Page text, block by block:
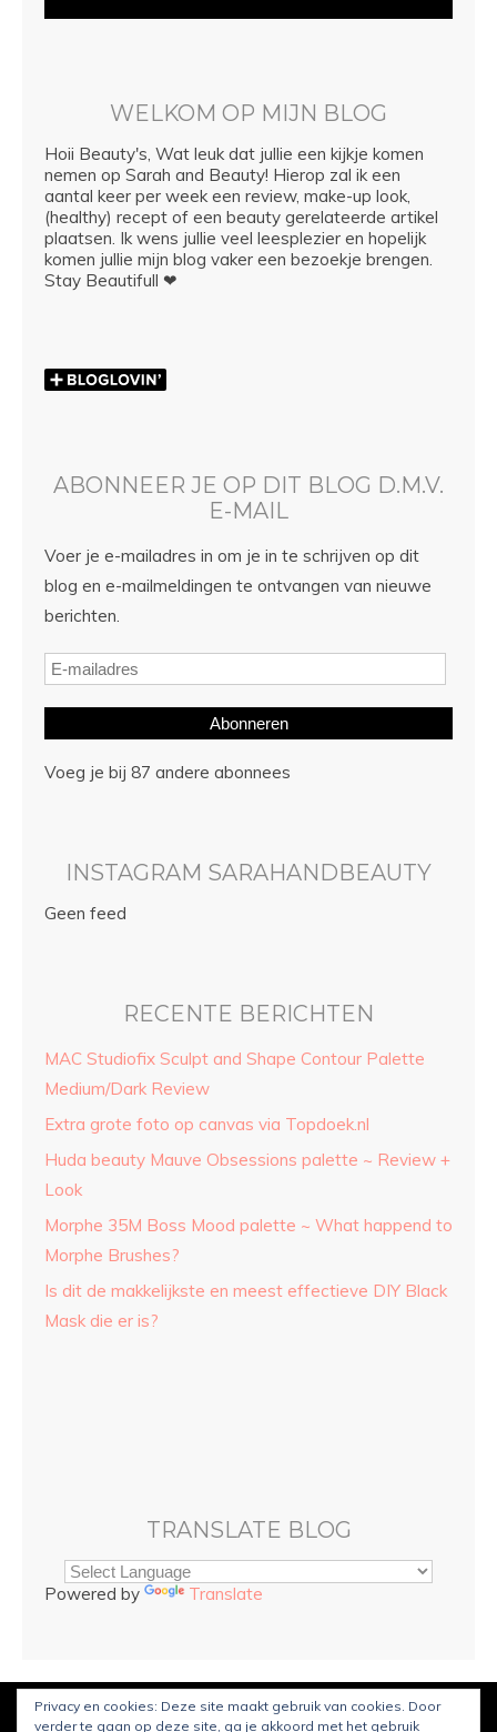
WELKOM OP MIJN BLOG
Hoii Beauty's, Wat leuk dat jullie een kijkje komen
nemen op Sarah and Beauty! Hierop zal ik een
aantal keer per week een review, make-up look,
(healthy) recept of een beauty gerelateerde artikel
plaatsen. Ik wens jullie veel leesplezier en hopelijk
komen jullie mijn blog vaker een bezoekje brengen.
Stay Beautifull ❤
ABONNEER JE OP DIT BLOG D.M.V.
E-MAIL
Voer je e-mailadres in om je in te schrijven op dit
blog en e-mailmeldingen te ontvangen van nieuwe
berichten.
Abonneren
Voeg je bij 87 andere abonnees
INSTAGRAM SARAHANDBEAUTY
Geen feed
RECENTE BERICHTEN
MAC Studiofix Sculpt and Shape Contour Palette
Medium/Dark Review
Extra grote foto op canvas via Topdoek.nl
Huda beauty Mauve Obsessions palette ~ Review +
Look
Morphe 35M Boss Mood palette ~ What happend to
Morphe Brushes?
Is dit de makkelijkste en meest effectieve DIY Black
Mask die er is?
TRANSLATE BLOG
Powered by Translate
© CopyrightSarah and Beauty2022. Mogelijk gemaakt door
Privacy en cookies: Deze site maakt gebruik van cookies. Door
verder te gaan op deze site, ga je akkoord met het gebruik